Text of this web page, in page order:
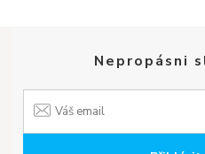
Nepropásni